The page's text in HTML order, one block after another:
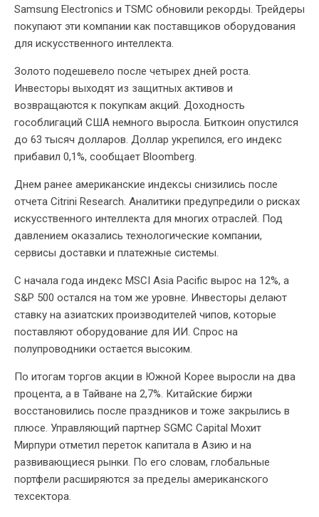
Samsung Electronics и TSMC обновили рекорды. Трейдеры
покупают эти компании как поставщиков оборудования
для искусственного интеллекта.
Золото подешевело после четырех дней роста.
Инвесторы выходят из защитных активов и
возвращаются к покупкам акций. Доходность
гособлигаций США немного выросла. Биткоин опустился
до 63 тысяч долларов. Доллар укрепился, его индекс
прибавил 0,1%, сообщает Bloomberg.
Днем ранее американские индексы снизились после
отчета Citrini Research. Аналитики предупредили о рисках
искусственного интеллекта для многих отраслей. Под
давлением оказались технологические компании,
сервисы доставки и платежные системы.
С начала года индекс MSCI Asia Pacific вырос на 12%, а
S&P 500 остался на том же уровне. Инвесторы делают
ставку на азиатских производителей чипов, которые
поставляют оборудование для ИИ. Спрос на
полупроводники остается высоким.
По итогам торгов акции в Южной Корее выросли на два
процента, а в Тайване на 2,7%. Китайские биржи
восстановились после праздников и тоже закрылись в
плюсе. Управляющий партнер SGMC Capital Мохит
Мирпури отметил переток капитала в Азию и на
развивающиеся рынки. По его словам, глобальные
портфели расширяются за пределы американского
техсектора.